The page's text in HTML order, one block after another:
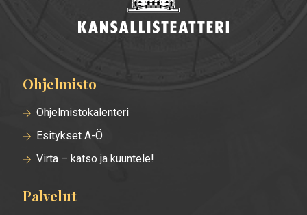
Alatunnisteen
valikko
Ohjelmisto
Ohjelmistokalenteri
Esitykset A-Ö
Virta – katso ja kuuntele!
Palvelut